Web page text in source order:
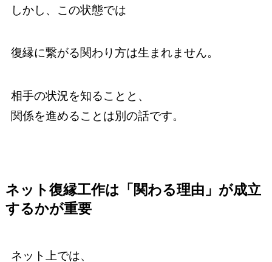
しかし、この状態では
復縁に繋がる関わり方は生まれません。
相手の状況を知ることと、
関係を進めることは別の話です。
ネット復縁工作は「関わる理由」が成立
するかが重要
ネット上では、